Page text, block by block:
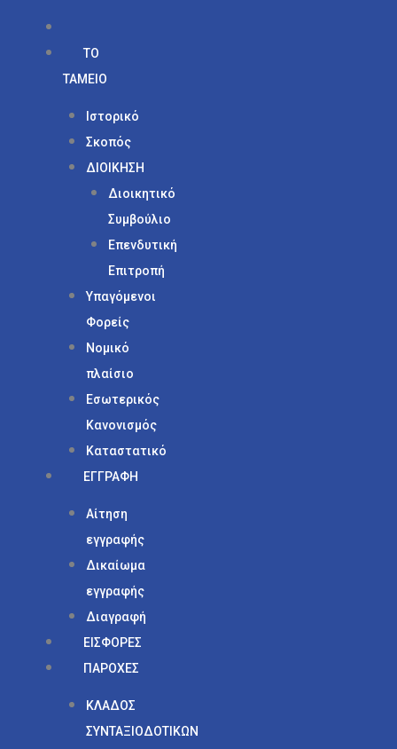
ΤΟ
ΤΑΜΕΙΟ
Ιστορικό
Σκοπός
ΔΙΟΙΚΗΣΗ
Διοικητικό
Συμβούλιο
Επενδυτική
Επιτροπή
Υπαγόμενοι
Φορείς
Νομικό
πλαίσιο
Εσωτερικός
Κανονισμός
Καταστατικό
ΕΓΓΡΑΦΗ
Αίτηση
εγγραφής
Δικαίωμα
εγγραφής
Διαγραφή
ΕΙΣΦΟΡΕΣ
ΠΑΡΟΧΕΣ
ΚΛΑΔΟΣ
ΣΥΝΤΑΞΙΟΔΟΤΙΚΩΝ